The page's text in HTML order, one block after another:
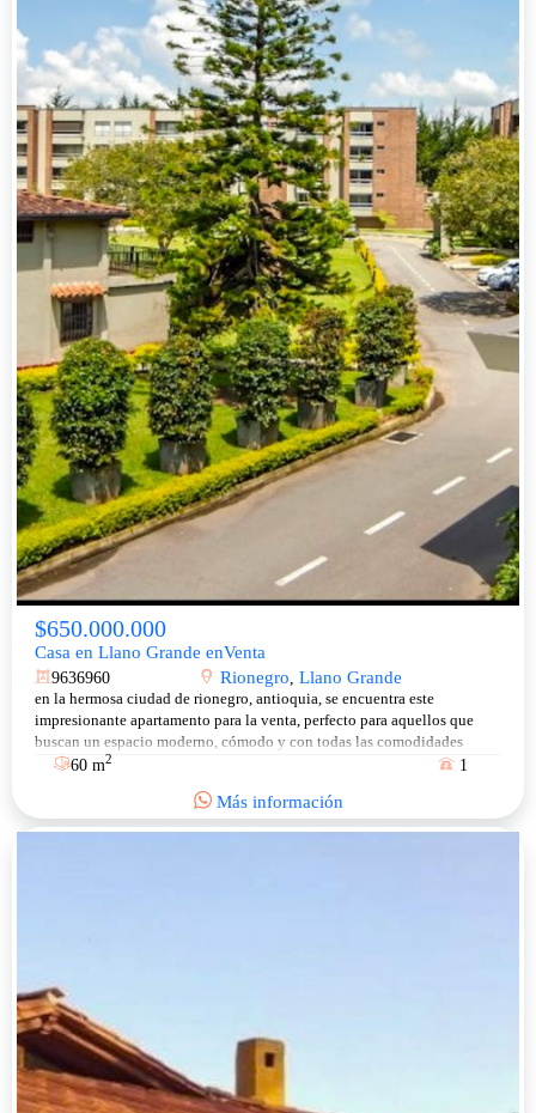
$650.000.000
Casa en Llano Grande enVenta
9636960 Rionegro Llano Grande
en la hermosa ciudad de rionegro, antioquia, se encuentra este
impresionante apartamento para la venta, perfecto para aquellos que
buscan un espacio moderno, cómodo y con todas las comodidades
necesarias para vivir en tranquilidad.
60 m2 1
Más información